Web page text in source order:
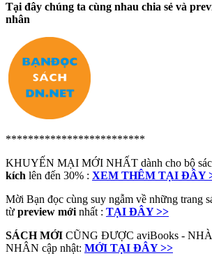
Tại đây chúng ta cùng nhau chia sẻ và
nhân
*************************
KHUYẾN MẠI MỚI NHẤT dành cho bộ
kích lên đến 30% : XEM THÊM TẠI ĐÂY
Mời Bạn đọc cùng suy ngẫm về những trang
từ preview mới nhất : TẠI ĐÂY >>
SÁCH MỚI CŨNG ĐƯỢC aviBooks -
NHÂN cập nhật: MỚI TẠI ĐÂY >>